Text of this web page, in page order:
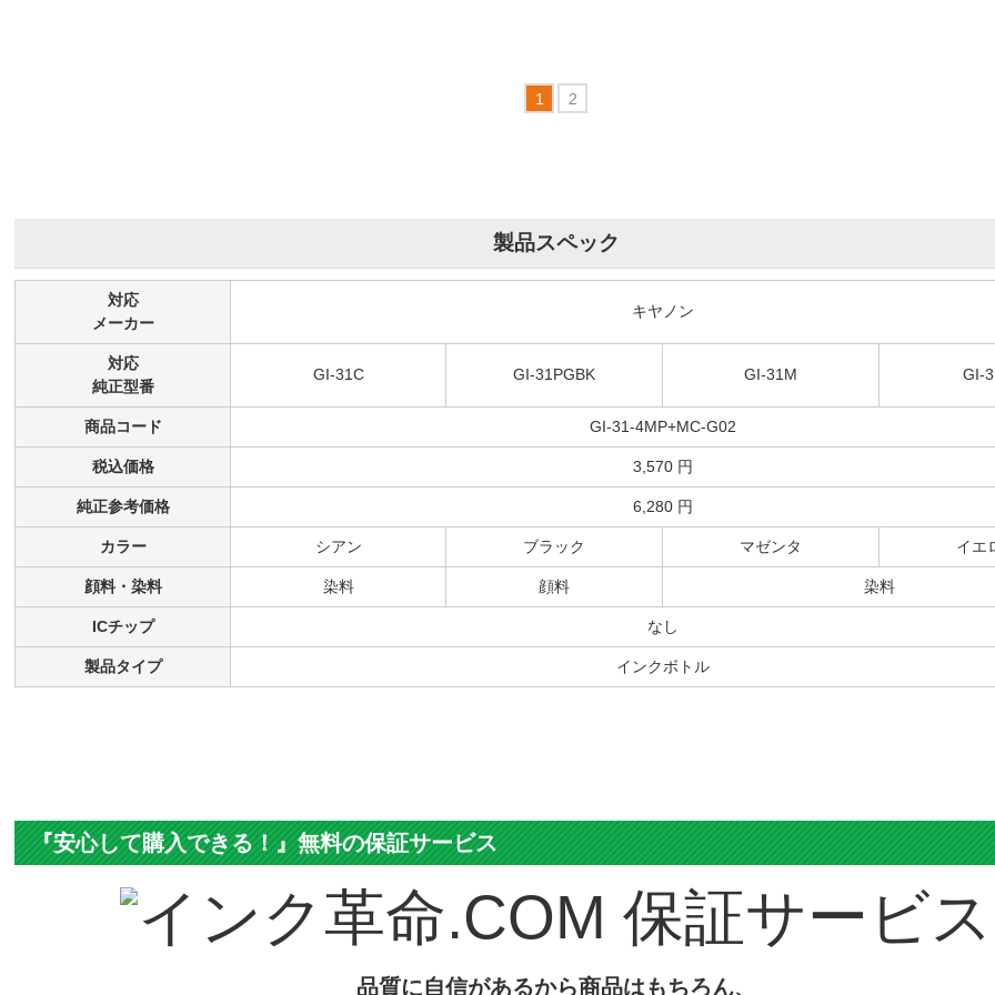
製品スペック
対応
メーカー
キヤノン
対応
純正型番
GI-31C GI-31PGBK GI-31M GI-
商品コード GI-31-4MP+MC-G02
税込価格 3,570 円
純正参考価格 6,280 円
カラー シアン ブラック マゼンタ イエ
顔料・染料 染料 顔料 染料
ICチップ なし
製品タイプ インクボトル
『安心して購入できる！』無料の保証サービス
保証サービス
品質に自信があるから商品はもちろん、